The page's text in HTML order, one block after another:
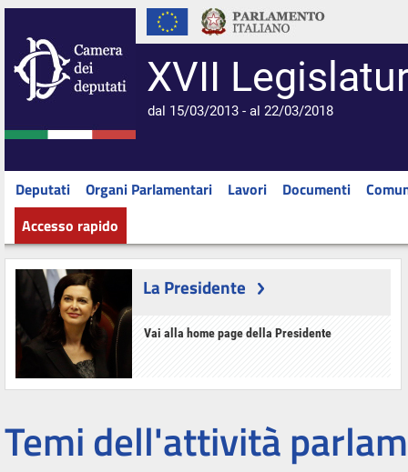
XVII
dal 15/03/2013 - al 22/03/2018
Deputati Organi Parlamentari Lavori Documenti
Accesso rapido
La Presidente
Vai alla home page della Presidente
Temi dell'attività